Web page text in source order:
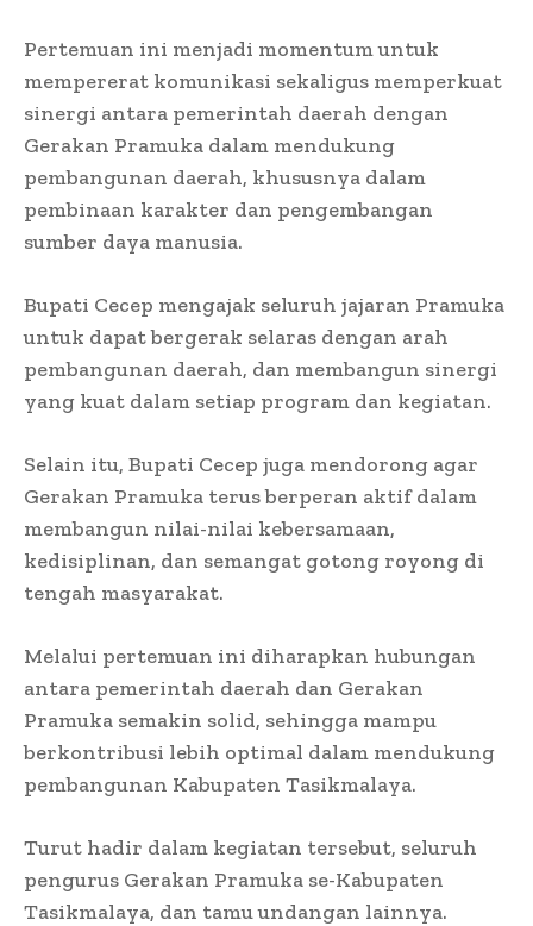
Pertemuan ini menjadi momentum untuk
mempererat komunikasi sekaligus memperkuat
sinergi antara pemerintah daerah dengan
Gerakan Pramuka dalam mendukung
pembangunan daerah, khususnya dalam
pembinaan karakter dan pengembangan
sumber daya manusia.
Bupati Cecep mengajak seluruh jajaran Pramuka
untuk dapat bergerak selaras dengan arah
pembangunan daerah, dan membangun sinergi
yang kuat dalam setiap program dan kegiatan.
Selain itu, Bupati Cecep juga mendorong agar
Gerakan Pramuka terus berperan aktif dalam
membangun nilai-nilai kebersamaan,
kedisiplinan, dan semangat gotong royong di
tengah masyarakat.
Melalui pertemuan ini diharapkan hubungan
antara pemerintah daerah dan Gerakan
Pramuka semakin solid, sehingga mampu
berkontribusi lebih optimal dalam mendukung
pembangunan Kabupaten Tasikmalaya.
Turut hadir dalam kegiatan tersebut, seluruh
pengurus Gerakan Pramuka se-Kabupaten
Tasikmalaya, dan tamu undangan lainnya.